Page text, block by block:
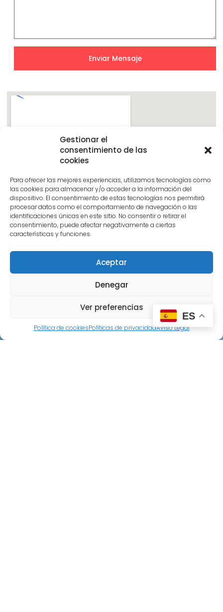
Gestionar el
consentimiento de las
cookies
Para ofrecer las mejores experiencias, utilizamos tecnologías como
las cookies para almacenar y/o acceder a la información del
dispositivo. El consentimiento de estas tecnologías nos permitirá
procesar datos como el comportamiento de navegación o las
identificaciones únicas en este sitio. No consentir o retirar el
consentimiento, puede afectar negativamente a ciertas
características y funciones.
Aceptar
Denegar
Ver preferencias
Política de cookiesPolíticas de privacidadAviso Legal
Enviar Mensaje
Datos de contacto
ES